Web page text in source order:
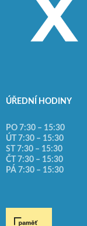
ÚŘEDNÍ HODINY
PO 7:30 – 15:30
ÚT 7:30 – 15:30
ST 7:30 – 15:30
ČT 7:30 – 15:30
PÁ 7:30 – 15:30